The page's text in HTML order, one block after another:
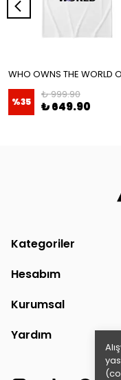
%35
₺ 999.90
₺ 649.90
Kategoriler
Hesabım
Kurumsal
Yardım